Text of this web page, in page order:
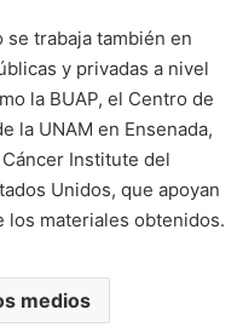
trabaja también en
y privadas a nivel
la BUAP, el Centro de
la UNAM en Ensenada,
Institute del
Unidos, que apoyan
los materiales obtenidos.
medios